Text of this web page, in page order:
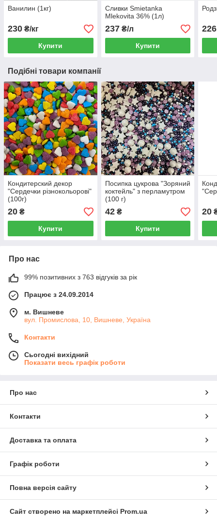
Ванилин (1кг)
230 ₴/кг
Купити
Сливки Smietanka
Mlekovita 36% (1л)
237₴/л
Купити
226
Подібні товари компанії
Кондитерский декор
"Сердечки різнокольорові"
(100г)
20 ₴
Купити
Посипка цукрова "Зоряний
коктейль" з перламутром
(100 г)
42₴
Купити
20
Про нас
99% позитивних з 763 відгуків за рік
Працює з 24.09.2014
м. Вишневе
вул. Промислова, 10, Вишневе, Україна
Контакти
Сьогодні вихідний
Показати весь графік роботи
Про нас
Контакти
Доставка та оплата
Графік роботи
Повна версія сайту
Сайт створено на маркетплейсі Prom.ua